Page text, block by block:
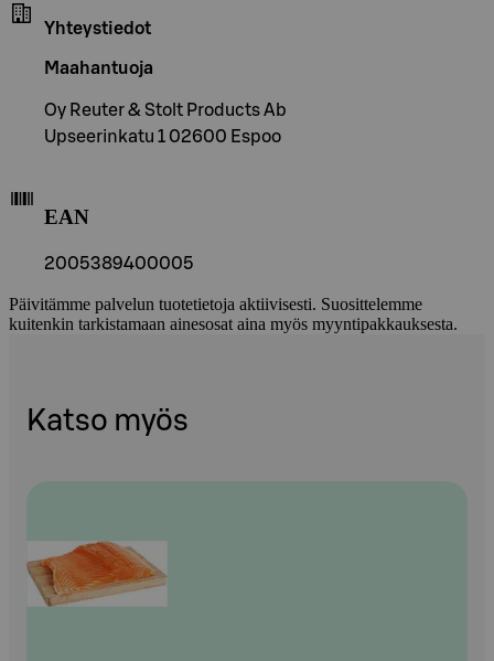
Yhteystiedot
Maahantuoja
Oy Reuter & Stolt Products Ab
Upseerinkatu 1 02600 Espoo
EAN
2005389400005
Päivitämme palvelun tuotetietoja aktiivisesti. Suosittelemme
kuitenkin tarkistamaan ainesosat aina myös myyntipakkauksesta.
Katso myös